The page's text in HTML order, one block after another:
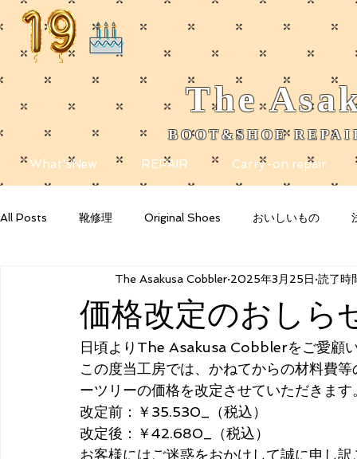
The
​BOOT&SHOE
What'sNew REPAIR Carry-on repair
All Posts 靴修理 Original Shoes おいしいもの
Your Community Blogging Tips
価格改定のおしら
The Asakusa Cobbler 2025年3月25日 読了時
日頃よりThe Asakusa Cobblerをご愛顧
この度当工房では、かねてからの材料費
ーツリーの価格を改定させていただきます
改定前：￥35.530_（税込）
改定後：￥42.680_（税込）
お客様にはご迷惑をおかけして誠に申し